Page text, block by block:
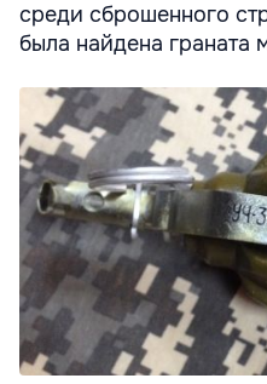
среди сброшенного
была найдена граната